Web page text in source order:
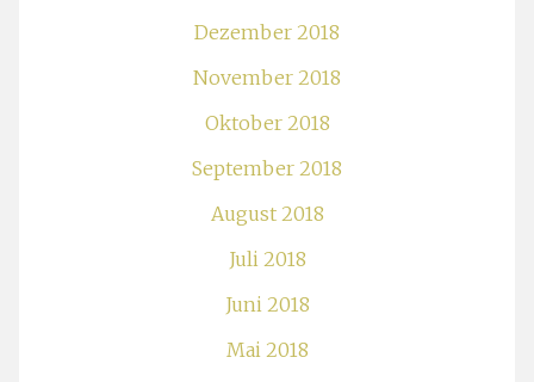
Dezember 2018
November 2018
Oktober 2018
September 2018
August 2018
Juli 2018
Juni 2018
Mai 2018